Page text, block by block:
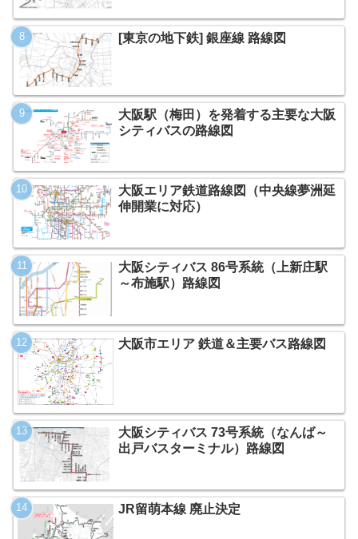
[東京の地下鉄] 銀座線 路線図
大阪駅（梅田）を発着する主要な大阪
シティバスの路線図
大阪エリア鉄道路線図（中央線夢洲延
伸開業に対応）
大阪シティバス 86号系統（上新庄駅
～布施駅）路線図
大阪市エリア 鉄道＆主要バス路線図
大阪シティバス 73号系統（なんば～
出戸バスターミナル）路線図
JR留萌本線 廃止決定